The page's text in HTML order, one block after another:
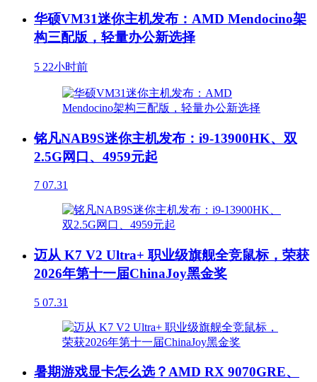
华硕VM31迷你主机发布：AMD Mendocino架
构三配版，轻量办公新选择
5 22小时前
铭凡NAB9S迷你主机发布：i9-13900HK、双
2.5G网口、4959元起
7 07.31
迈从 K7 V2 Ultra+ 职业级旗舰全竞鼠标，荣获
2026年第十一届ChinaJoy黑金奖
5 07.31
暑期游戏显卡怎么选？AMD RX 9070GRE、